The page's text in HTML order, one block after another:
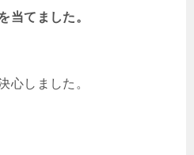
当てました。
心しました。